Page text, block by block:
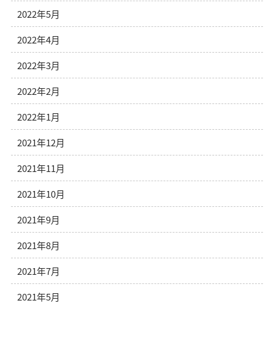
2022年5月
2022年4月
2022年3月
2022年2月
2022年1月
2021年12月
2021年11月
2021年10月
2021年9月
2021年8月
2021年7月
2021年5月